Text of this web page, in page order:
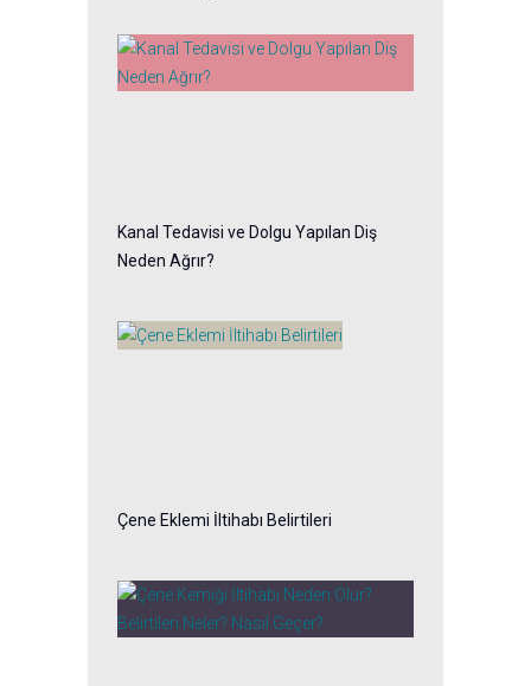
Kanal Tedavisi ve Dolgu Yapılan Diş
Neden Ağrır?
Çene Eklemi İltihabı Belirtileri